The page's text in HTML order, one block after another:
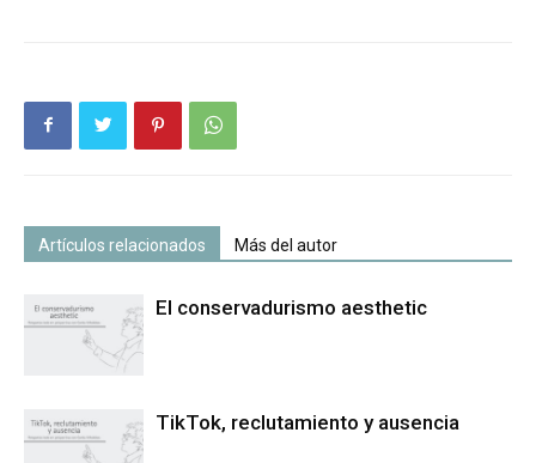
Haremos Historia. Al
Artículos relacionados Más del autor
El conservadurismo aesthetic
TikTok, reclutamiento y ausencia